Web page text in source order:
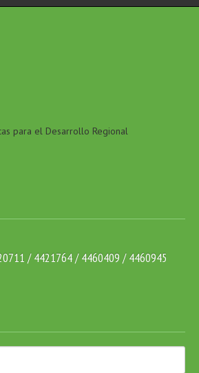
para el Desarrollo Regional
/ 4421764 / 4460409 / 4460945